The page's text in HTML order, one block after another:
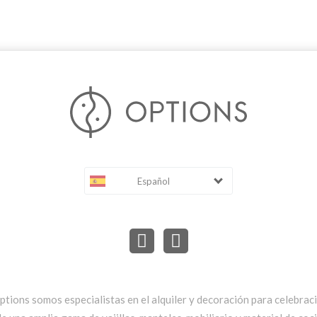
Español
somos especialistas en el alquiler y decoración para